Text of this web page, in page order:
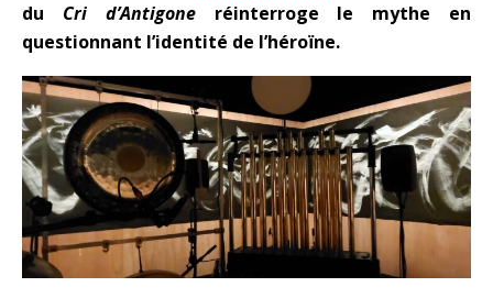
du Cri d’Antigoneréinterroge le mythe en
questionnant l’identité de l’héroïne.